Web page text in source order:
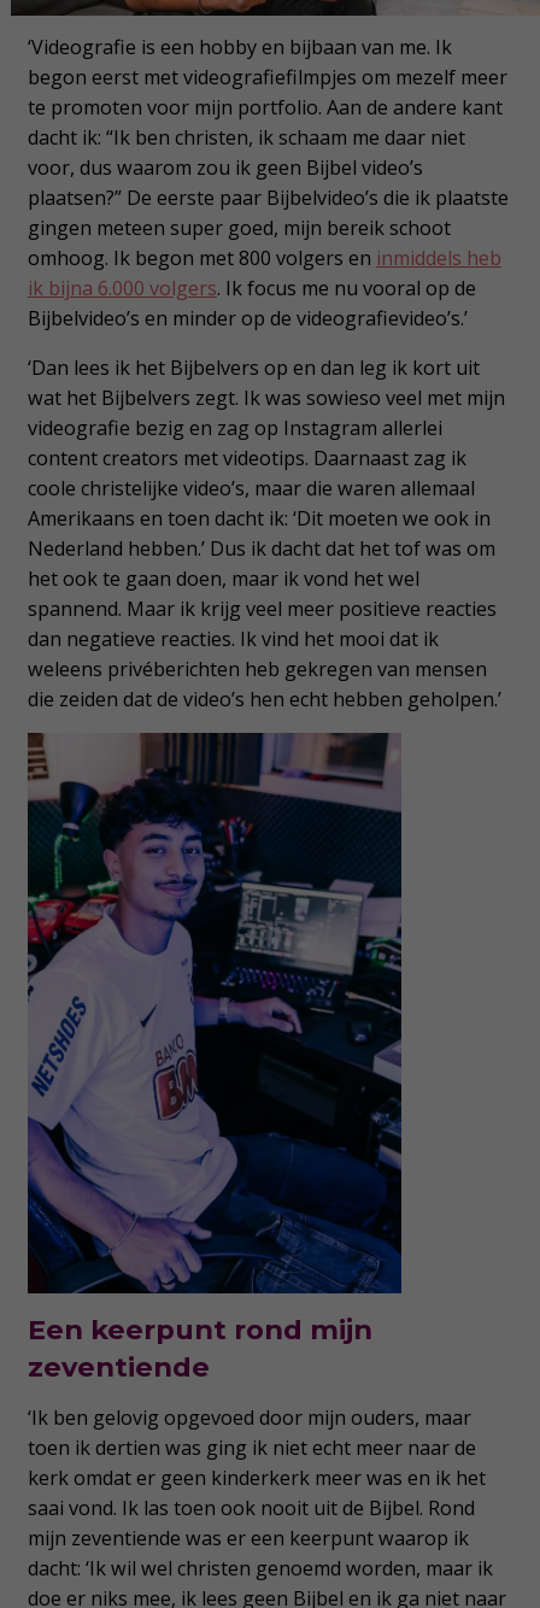
‘Videografie is een hobby en bijbaan van me. Ik
begon eerst met videografiefilmpjes om mezelf meer
te promoten voor mijn portfolio. Aan de andere kant
dacht ik: “Ik ben christen, ik schaam me daar niet
voor, dus waarom zou ik geen Bijbel video’s
plaatsen?” De eerste paar Bijbelvideo’s die ik plaatste
gingen meteen super goed, mijn bereik schoot
omhoog. Ik begon met 800 volgers en inmiddels heb
ik bijna 6.000 volgers. Ik focus me nu vooral op de
Bijbelvideo’s en minder op de videografievideo’s.’
‘Dan lees ik het Bijbelvers op en dan leg ik kort uit
wat het Bijbelvers zegt. Ik was sowieso veel met mijn
videografie bezig en zag op Instagram allerlei
content creators met videotips. Daarnaast zag ik
coole christelijke video’s, maar die waren allemaal
Amerikaans en toen dacht ik: ‘Dit moeten we ook in
Nederland hebben.’ Dus ik dacht dat het tof was om
het ook te gaan doen, maar ik vond het wel
spannend. Maar ik krijg veel meer positieve reacties
dan negatieve reacties. Ik vind het mooi dat ik
weleens privéberichten heb gekregen van mensen
die zeiden dat de video’s hen echt hebben geholpen.’
Een keerpunt rond mijn
zeventiende
‘Ik ben gelovig opgevoed door mijn ouders, maar
toen ik dertien was ging ik niet echt meer naar de
kerk omdat er geen kinderkerk meer was en ik het
saai vond. Ik las toen ook nooit uit de Bijbel. Rond
mijn zeventiende was er een keerpunt waarop ik
dacht: ‘Ik wil wel christen genoemd worden, maar ik
doe er niks mee, ik lees geen Bijbel en ik ga niet naar